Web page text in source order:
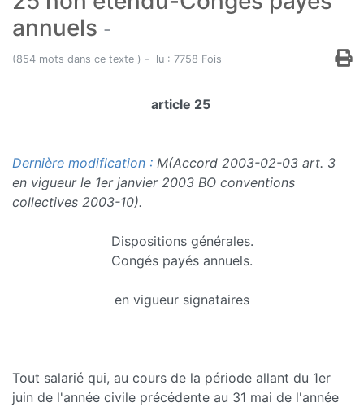
annuels -
(854 mots dans ce texte ) - lu : 7758 Fois
article 25
Dernière modification : M(Accord 2003-02-03 art. 3
en vigueur le 1er janvier 2003 BO conventions
collectives 2003-10).
Dispositions générales.
Congés payés annuels.
en vigueur signataires
Tout salarié qui, au cours de la période allant du 1er
juin de l'année civile précédente au 31 mai de l'année